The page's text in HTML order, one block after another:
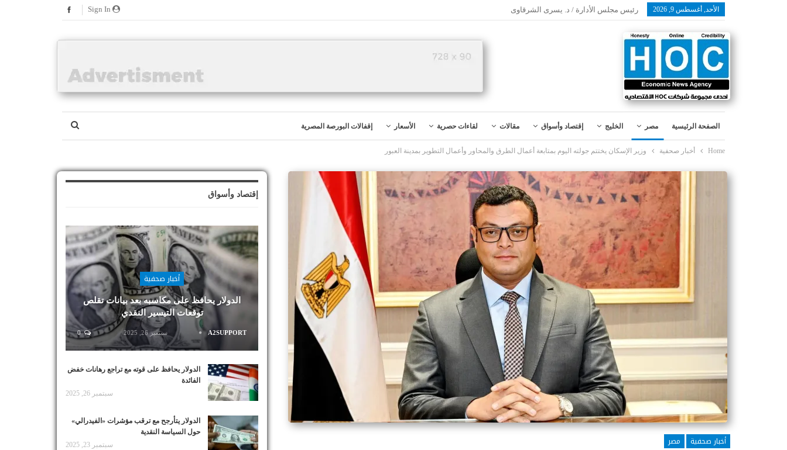
الأحد, أغسطس 9, 2026 رئيس مجلس الأدارة / د. يسرى الشرقاوى
الصفحة الرئيسية مصر الخليج إقتصاد وأسواق مقالات لقاءات حصرية الأسعار إقفالات البورصة المصرية
Home أخبار صحفية وزير الإسكان يختتم جولته اليوم بمتابعة أعمال الطرق والمحاور وأعمال التطوير بمدينة العبور
أخبار صحفية
مصر
إقتصاد وأسواق
أخبار صحفية
الدولار يحافظ على مكاسبه بعد بيانات تقلص
توقعات التيسير النقدي
A2SUPPORT سبتمبر 26, 2025 0
الدولار يحافظ على قوته مع تراجع رهانات خفض
الفائدة
سبتمبر 26, 2025
الدولار يتأرجح مع ترقب مؤشرات «الفيدرالي»
حول السياسة النقدية
سبتمبر 23, 2025